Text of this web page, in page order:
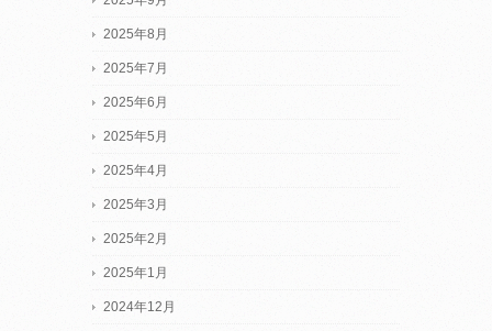
2025年8月
2025年7月
2025年6月
2025年5月
2025年4月
2025年3月
2025年2月
2025年1月
2024年12月